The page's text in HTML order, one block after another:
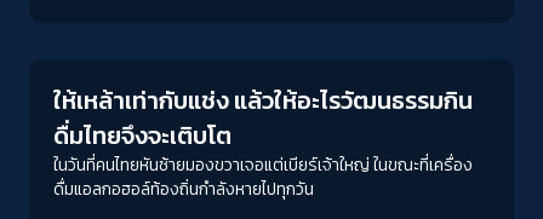
ให้เหล้าเท่ากับแช่ง แล้วให้อะไรวัฒนธรรมกิน
ดื่มไทยจึงจะเติบโต
ในวันที่คนไทยหันซ้ายมองขวาเจอแต่เบียร์เจ้าใหญ่ ในขณะที่เครื่อง
ดื่มแอลกอฮอล์ท้องถิ่นกำลังหายไปทุกวัน